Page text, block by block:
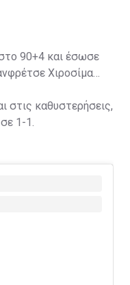
90+4 και έσωσε
Χιροσίμα
στις καθυστερήσεις,
1-1.